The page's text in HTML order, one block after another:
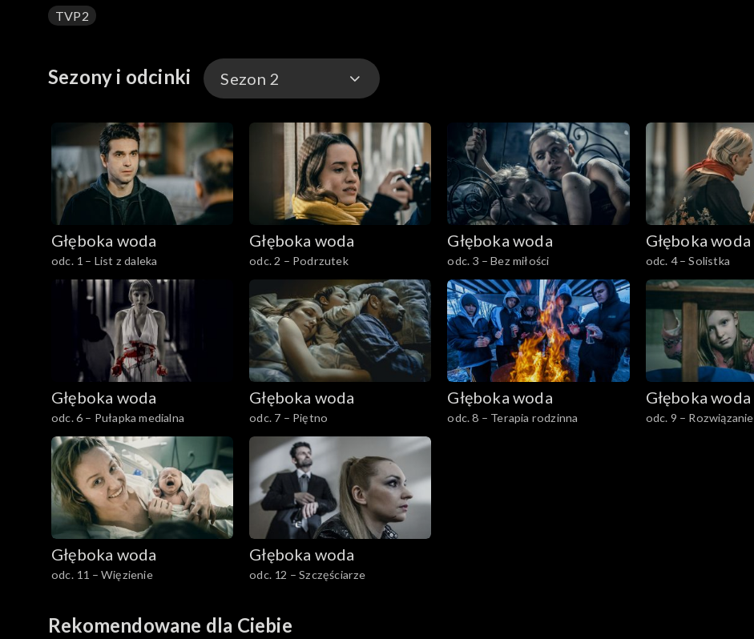
Postanawia pomóc lokatorom w walce z bezwzględnym Budnym.
TVP2
Sezony i odcinki Sezon 2
Sezon 1
Sezon 2
Głęboka woda
odc. 1 – List z daleka
Głęboka woda
odc. 2 – Podrzutek
Głęboka woda
odc. 3 – Bez miłości
Głęboka woda
odc. 4 – Solistka
Głęboka woda
odc. 6 – Pułapka medialna
Głęboka woda
odc. 7 – Piętno
Głęboka woda
odc. 8 – Terapia rodzinna
Głęboka woda
odc. 9 – Rozwiązanie
Głęboka woda
odc. 11 – Więzienie
Głęboka woda
odc. 12 – Szczęściarze
Rekomendowane dla Ciebie